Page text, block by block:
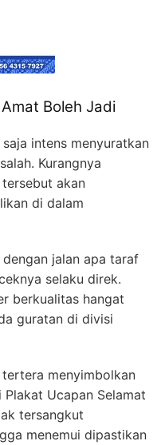
Boleh Jadi
intens menyuratkan
Kurangnya
akan
di dalam
jalan apa taraf
selaku direk.
berkualitas hangat
guratan di divisi
menyimbolkan
Ucapan Selamat
tersangkut
menemui dipastikan